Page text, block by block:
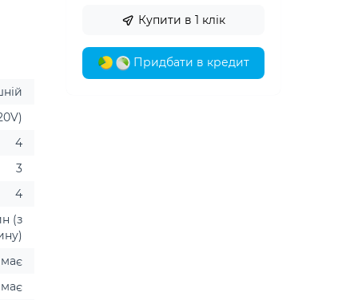
4
3
4
(з
Купити в 1 клік
Придбати в кредит